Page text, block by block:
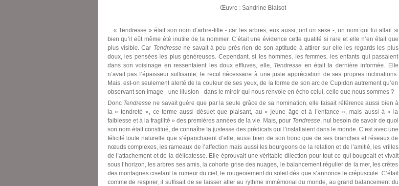
Œuvre : Sandrine Blaisot
« Tendresse » était son nom d’arbre-fille - car les arbres, eux aussi, ont un sexe -, un nom qui lui allait si
bien qu’il eût même été inutile de la nommer. C’était une évidence cette qualité si rare et elle n’en était que
plus visible. Car Tendressene savait à peu près rien de son aptitude à attirer sur elle les regards les plus
doux, les pensées les plus généreuses. Cependant, si les hommes, les femmes, les enfants qui passaient
dans son voisinage en ressentaient les doux effluves, elle, Tendresse en était la dernière informée. Elle
n’avait pas l’épaisseur suffisante, le recul nécessaire à une juste appréciation de ses propres inclinations.
Mais, est-on seulement alerté de la couleur de ses yeux, de la forme de son arc de Cupidon autrement qu’en
observant son image - une illusion - dans le miroir qui nous renvoie en écho celui, celle que nous sommes ?
Donc Tendresse ne savait guère que par la seule grâce de sa nomination, elle faisait référence aussi bien à
la « tendreté », ce terme aussi désuet que plaisant, au « jeune âge et à l’enfance », mais aussi à « la
faiblesse et à la fragilité » des premières années de la vie. Mais, pour Tendresse, nul besoin de savoir de quoi
son nom était constitué, de connaître la justesse des prédicats qui l’installaient dans le monde. C’est avec une
félicité toute naturelle que s’épanchaient d’elle, aussi bien de son tronc que de ses branches et réseaux de
nœuds complexes, les rameaux de l’affection mais aussi les bourgeons de la relation et de l’amitié, les vrilles
de l’attachement et de la délicatesse. Elle éprouvait une véritable dilection pour tout ce qui bougeait et vivait
sous l’horizon, les arbres ses amis, la cohorte grise des nuages, le balancement régulier de la mer, les crêtes
des montagnes ciselant la rumeur du ciel, le rougeoiement du soleil dès que s’annonce le crépuscule. C’était
comme de respirer, il suffisait de se laisser aller au rythme immémorial du monde, au grand balancement du